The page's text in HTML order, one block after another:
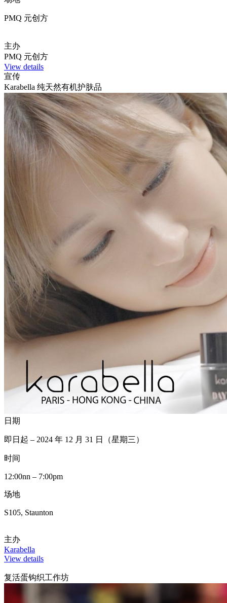
PMQ 元创方
主办
PMQ 元创方
View details
宣传
Karabella 纯天然有机护肤品
日期
即日起 – 2024 年 12 月 31 日（星期三）
时间
12:00nn – 7:00pm
场地
S105, Staunton
主办
Karabella
View details
复活蛋钩织工作坊